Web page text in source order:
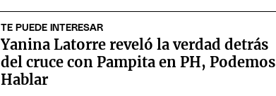
TE PUEDE INTERESAR
Yanina Latorre reveló la verdad detrás
del cruce con Pampita en PH, Podemos
Hablar